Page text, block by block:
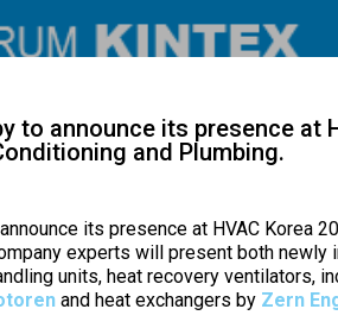
to announce its presence at
and Plumbing.
its presence at HVAC Korea
experts will present both newly
units, heat recovery ventilators,
and heat exchangers by Zern